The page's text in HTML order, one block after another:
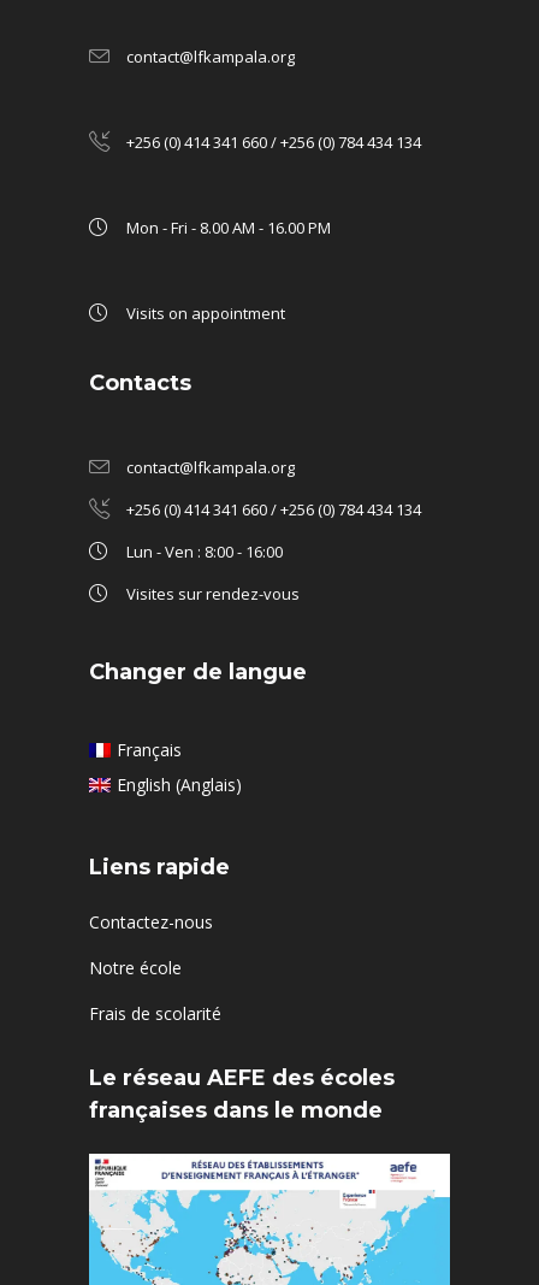
contact@lfkampala.org
+256 (0) 414 341 660 / +256 (0) 784 434 134
Mon - Fri - 8.00 AM - 16.00 PM
Visits on appointment
Contacts
contact@lfkampala.org
+256 (0) 414 341 660 / +256 (0) 784 434 134
Lun - Ven : 8:00 - 16:00
Visites sur rendez-vous
Changer de langue
Français
English (Anglais)
Liens rapide
Contactez-nous
Notre école
Frais de scolarité
Le réseau AEFE des écoles
françaises dans le monde